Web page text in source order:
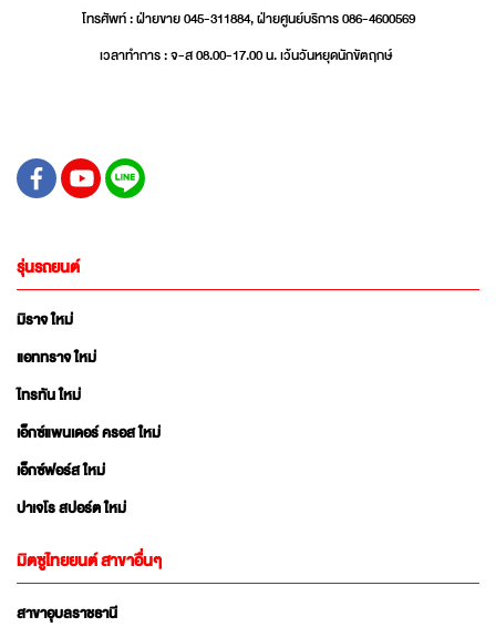
โทรศัพท์ : ฝ่ายขาย 045-311884, ฝ่ายศูนย์บริการ 086-4600569
เวลาทำการ : จ-ส 08.00-17.00 น. เว้นวันหยุดนักขัตฤกษ์
รุ่นรถยนต์
มิราจ ใหม่
แอททราจ ใหม่
ไทรทัน ใหม่
เอ็กซ์แพนเดอร์ ครอส ใหม่
เอ็กซ์ฟอร์ส ใหม่
ปาเจโร สปอร์ต ใหม่
มิตซูไทยยนต์ สาขาอื่นๆ
สาขาอุบลราชธานี